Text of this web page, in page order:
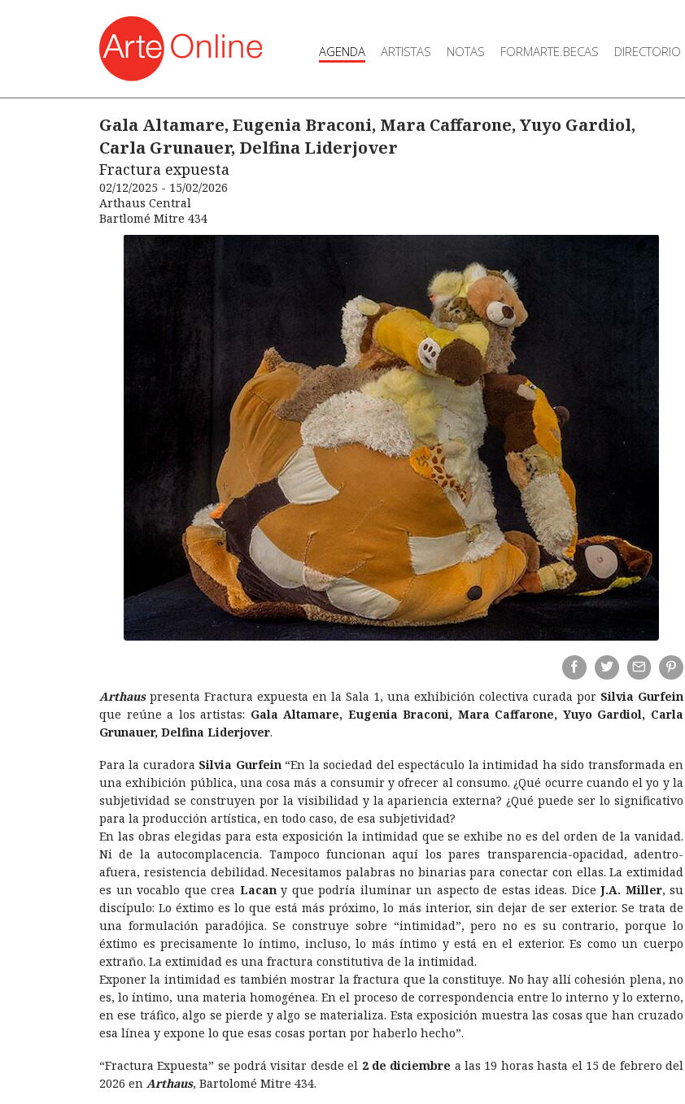
AGENDA ARTISTAS NOTAS FORMARTE.BECAS DIRECTORIO
Gala Altamare, Eugenia Braconi, Mara Caffarone, Yuyo Gardiol,
Carla Grunauer, Delfina Liderjover
Fractura expuesta
02/12/2025 - 15/02/2026
Arthaus Central
Bartlomé Mitre 434
Arthauspresenta Fractura expuesta en la Sala 1, una exhibición colectiva curada por Silvia Gurfein
que reúne a los artistas: Gala Altamare, Eugenia Braconi, Mara Caffarone, Yuyo Gardiol, Carla
Grunauer, Delfina Liderjover.
Para la curadora Silvia Gurfein“En la sociedad del espectáculo la intimidad ha sido transformada en
una exhibición pública, una cosa más a consumir y ofrecer al consumo. ¿Qué ocurre cuando el yo y la
subjetividad se construyen por la visibilidad y la apariencia externa? ¿Qué puede ser lo significativo
para la producción artística, en todo caso, de esa subjetividad?
En las obras elegidas para esta exposición la intimidad que se exhibe no es del orden de la vanidad.
Ni de la autocomplacencia. Tampoco funcionan aquí los pares transparencia-opacidad, adentro-
afuera, resistencia debilidad. Necesitamos palabras no binarias para conectar con ellas. La extimidad
es un vocablo que crea Lacany que podría iluminar un aspecto de estas ideas. Dice J.A. Miller, su
discípulo: Lo éxtimo es lo que está más próximo, lo más interior, sin dejar de ser exterior. Se trata de
una formulación paradójica. Se construye sobre “intimidad”, pero no es su contrario, porque lo
éxtimo es precisamente lo íntimo, incluso, lo más íntimo y está en el exterior. Es como un cuerpo
extraño. La extimidad es una fractura constitutiva de la intimidad.
Exponer la intimidad es también mostrar la fractura que la constituye. No hay allí cohesión plena, no
es, lo íntimo, una materia homogénea. En el proceso de correspondencia entre lo interno y lo externo,
en ese tráfico, algo se pierde y algo se materializa. Esta exposición muestra las cosas que han cruzado
esa línea y expone lo que esas cosas portan por haberlo hecho”.
“Fractura Expuesta” se podrá visitar desde el 2 de diciembre a las 19 horas hasta el 15 de febrero del
2026 en Arthaus, Bartolomé Mitre 434.